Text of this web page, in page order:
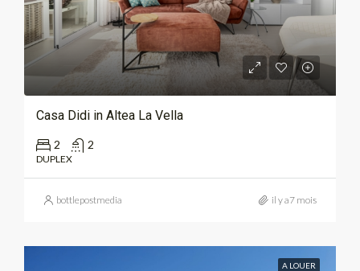
Casa Didi in Altea La Vella
2 2
DUPLEX
bottlepostmedia il y a7 mois
A LOUER